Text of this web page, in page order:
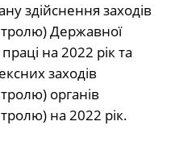
здійснення заходів
Державної
на 2022 рік та
заходів
органів
на 2022 рік.